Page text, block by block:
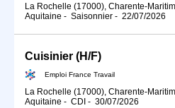
La Rochelle (17000), Charente-
Aquitaine - Saisonnier - 22/07/2026
Cuisinier (H/F)
Emploi France Travail
La Rochelle (17000), Charente-
Aquitaine - CDI - 30/07/2026